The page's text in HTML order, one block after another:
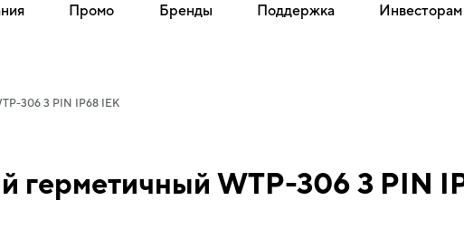
Промо Бренды Поддержка Инвесторам
306 3 PIN IP68 IEK
герметичный WTP-306 3 PIN